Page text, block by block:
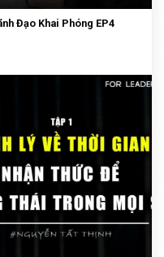
Đạo Khai Phóng EP4